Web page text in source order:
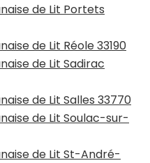
de Lit Portets
de Lit Réole 33190
de Lit Sadirac
de Lit Salles 33770
de Lit Soulac-sur-
de Lit St-André-